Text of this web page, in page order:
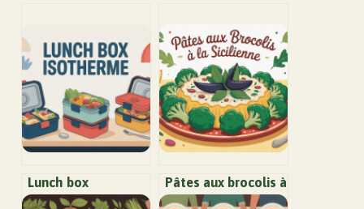
Lunch box
isotherme : bien
Pâtes aux brocolis à
la sicilienne :